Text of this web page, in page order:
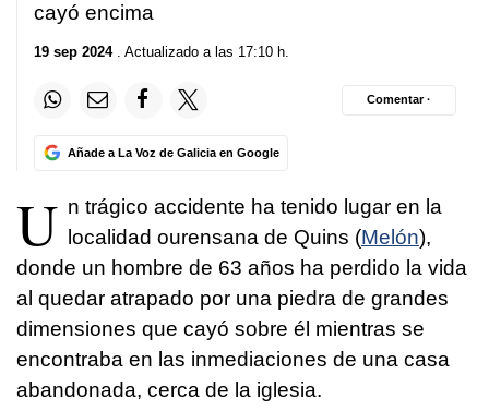
cayó encima
19 sep 2024. Actualizado a las 17:10 h.
Añade a La Voz de Galicia en Google
Comentar ·
U n trágico accidente ha tenido lugar en la
localidad ourensana de Quins (Melón),
donde un hombre de 63 años ha perdido la vida
al quedar atrapado por una piedra de grandes
dimensiones que cayó sobre él mientras se
encontraba en las inmediaciones de una casa
abandonada, cerca de la iglesia.